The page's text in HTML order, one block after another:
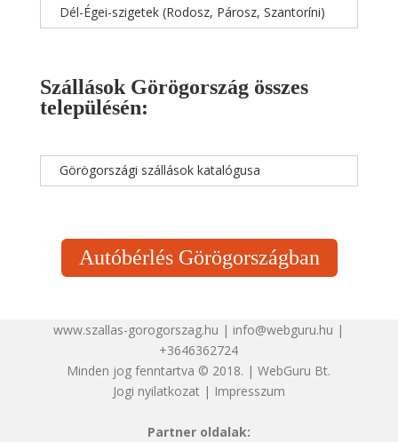
Dél-Égei-szigetek (Rodosz, Párosz, Szantoríni)
Szállások Görögország összes
településén:
Görögországi szállások katalógusa
Autóbérlés Görögországban
www.szallas-gorogorszag.hu | info@webguru.hu |
+3646362724
Minden jog fenntartva © 2018. | WebGuru Bt.
Jogi nyilatkozat| Impresszum
Partner oldalak: